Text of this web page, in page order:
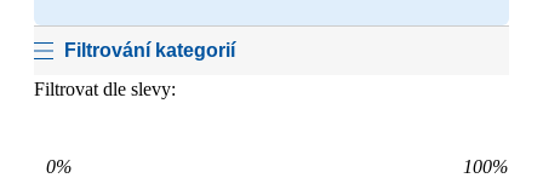
Filtrování kategorií
Filtrovat dle slevy:
0% 100%